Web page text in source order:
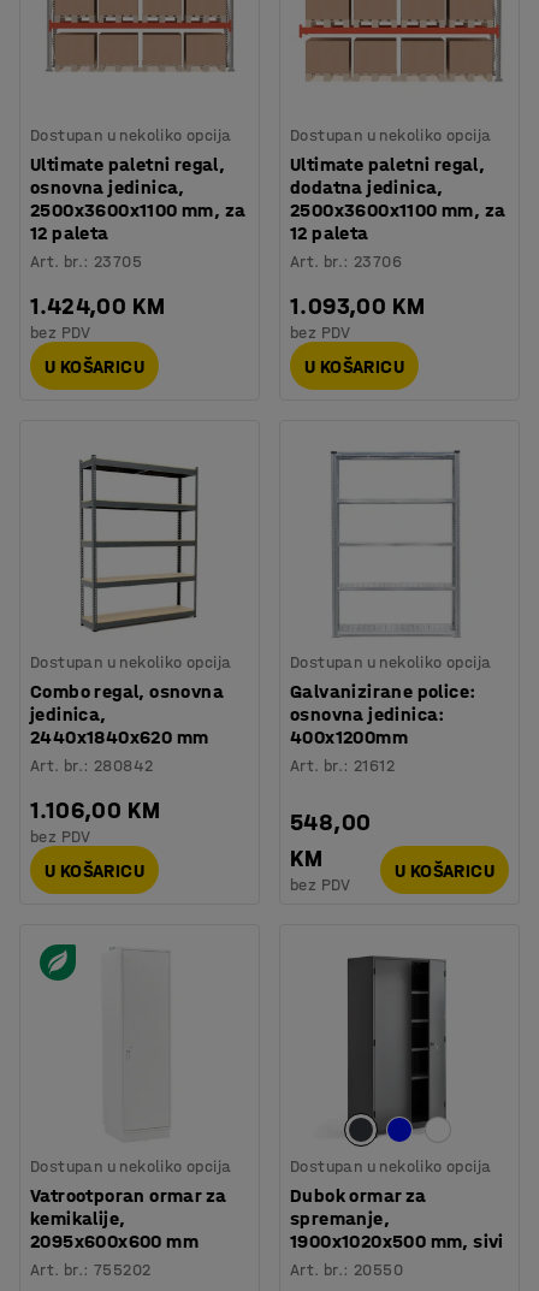
Dostupan u nekoliko opcija
Ultimate paletni regal,
osnovna jedinica,
2500x3600x1100 mm, za
12 paleta
Art. br.: 23705
1.424,00 KM
bez PDV
U KOŠARICU
Dostupan u nekoliko opcija
Ultimate paletni regal,
dodatna jedinica,
2500x3600x1100 mm, za
12 paleta
Art. br.: 23706
1.093,00 KM
bez PDV
U KOŠARICU
Dostupan u nekoliko opcija
Combo regal, osnovna
jedinica,
2440x1840x620 mm
Art. br.: 280842
1.106,00 KM
bez PDV
U KOŠARICU
Dostupan u nekoliko opcija
Galvanizirane police:
osnovna jedinica:
400x1200mm
Art. br.: 21612
548,00
KM
bez PDV
U KOŠARICU
Dostupan u nekoliko opcija
Vatrootporan ormar za
kemikalije,
2095x600x600 mm
Art. br.:755202
Dostupan u nekoliko opcija
Dubok ormar za
spremanje,
1900x1020x500 mm, sivi
Art. br.: 20550